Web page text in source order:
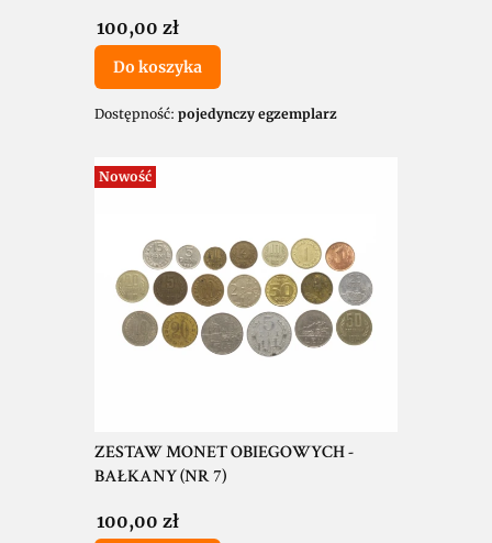
Cena
100,00 zł
Do koszyka
Dostępność: pojedynczy egzemplarz
Nowość
ZESTAW MONET OBIEGOWYCH -
BAŁKANY (NR 7)
Cena
100,00 zł